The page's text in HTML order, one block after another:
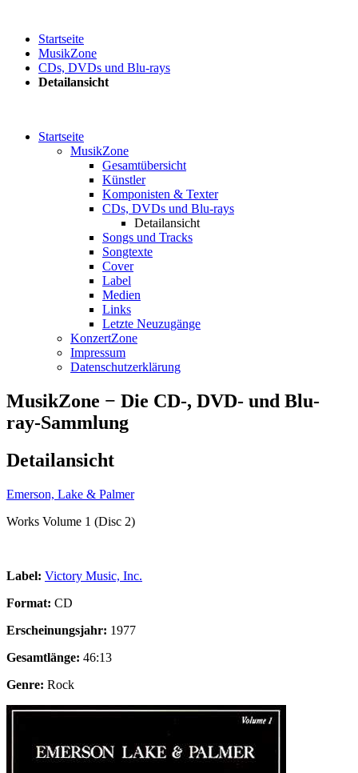
Startseite
MusikZone
CDs, DVDs und Blu-rays
Detailansicht
Startseite
MusikZone
Gesamtübersicht
Künstler
Komponisten & Texter
CDs, DVDs und Blu-rays
Detailansicht
Songs und Tracks
Songtexte
Cover
Label
Medien
Links
Letzte Neuzugänge
KonzertZone
Impressum
Datenschutzerklärung
MusikZone − Die CD-, DVD- und Blu-
ray-Sammlung
Detailansicht
Emerson, Lake & Palmer
Works Volume 1 (Disc 2)
Label: Victory Music, Inc.
Format: CD
Erscheinungsjahr: 1977
Gesamtlänge: 46:13
Genre: Rock